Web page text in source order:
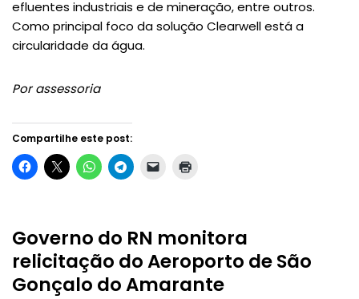
efluentes industriais e de mineração, entre outros.
Como principal foco da solução Clearwell está a
circularidade da água.
Por assessoria
Compartilhe este post:
Governo do RN monitora
relicitação do Aeroporto de São
Gonçalo do Amarante